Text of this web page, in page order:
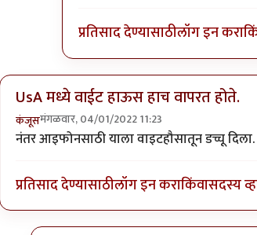
प्रतिसाद देण्यासाठीलॉग इन करा
UsA मध्ये वाईट हाऊस हाच वापरत होते.
कंजूसमंगळवार, 04/01/2022 11:23
नंतर आइफोनसाठी याला वाइटहौसातून डच्चू दिला.
प्रतिसाद देण्यासाठीलॉग इन कराकिंवासदस्य